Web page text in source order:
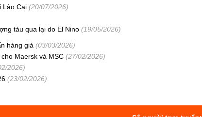
Lào Cai (20/07/2026)
tàu qua lại do El Nino (19/05/2026)
hàng giả (03/03/2026)
Maersk và MSC (27/02/2026)
2026)
(23/02/2026)